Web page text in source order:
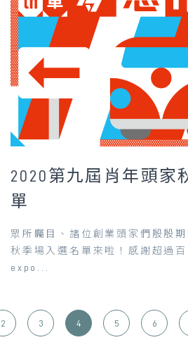
2020第九屆肖年頭家
單
眾所矚目、諸位創業頭家們殷殷
秋季場入選名單來啦！感謝超過百
expo...
2 3 4 5 6